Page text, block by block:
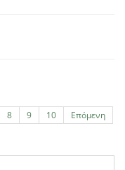
8 9 10
Επόμενη